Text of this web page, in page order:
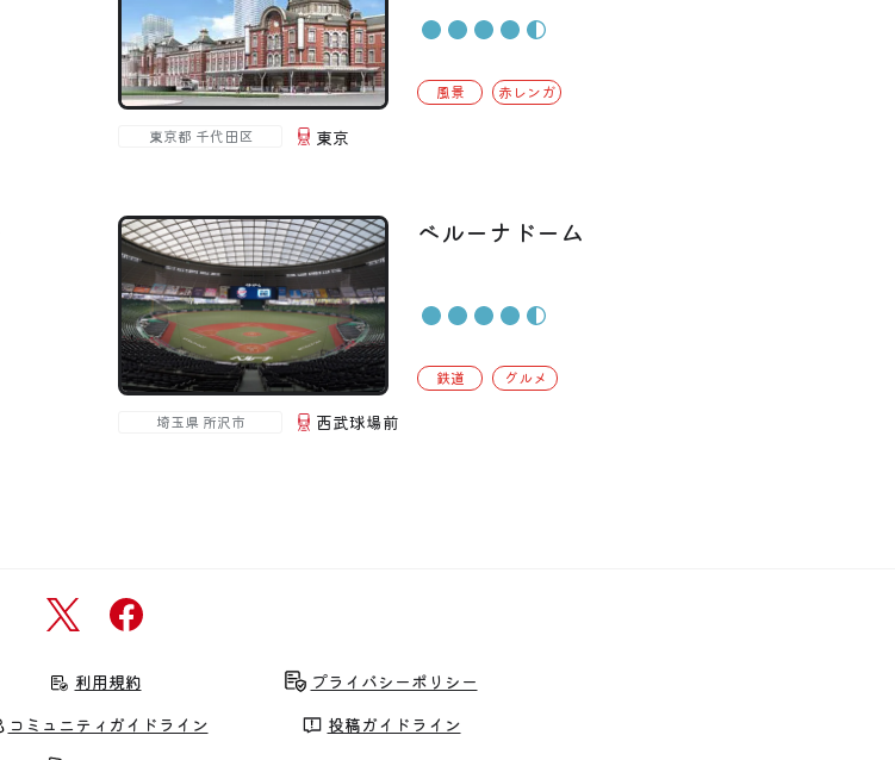
風景 赤レンガ
東京都 千代田区 東京
ベルーナドーム
鉄道 グルメ
埼玉県 所沢市 西武球場前
利用規約
プライバシーポリシー
コミュニティガイドライン
投稿ガイドライン